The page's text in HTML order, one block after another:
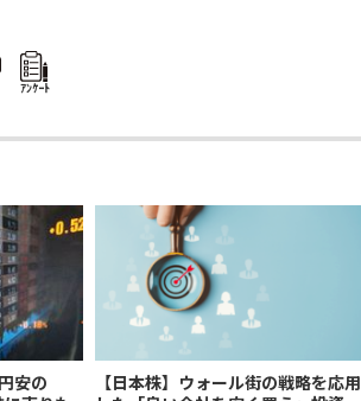
ｱﾝｹｰﾄ
安の
【日本株】ウォール街の戦略を応用